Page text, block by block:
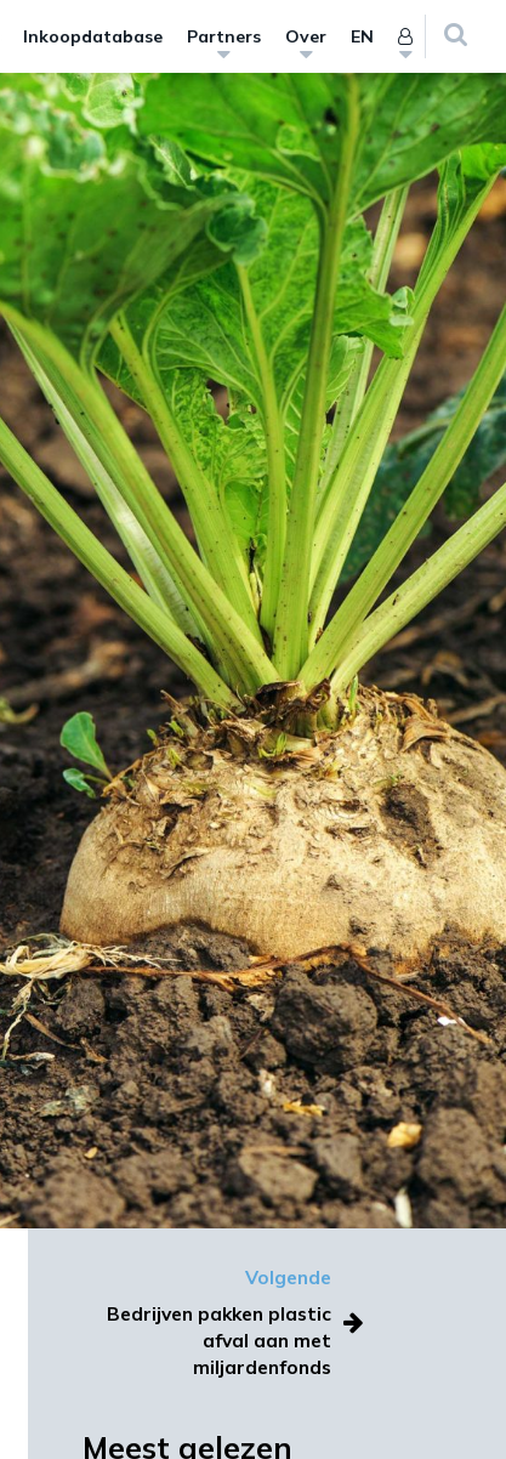
Inkoopdatabase Partners Over EN
Volgende
Bedrijven pakken plastic
afval aan met
miljardenfonds
Meest gelezen